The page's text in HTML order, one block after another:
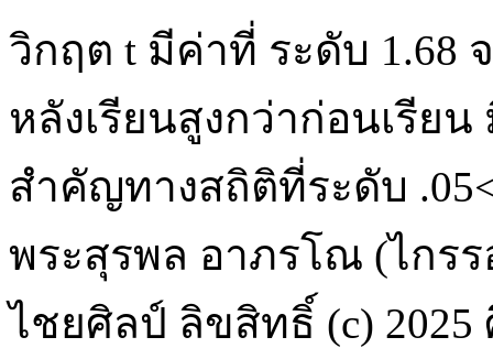
วิกฤต t มีค่าที่ ระดับ 1.68
หลังเรียนสูงกว่าก่อนเรีย
สำคัญทางสถิติที่ระดับ
พระสุรพล อาภรโณ (ไกร
ไชยศิลป์ ลิขสิทธิ์ (c)